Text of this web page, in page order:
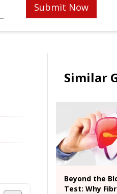
Submit Now
Similar
Beyond the
Test: Why